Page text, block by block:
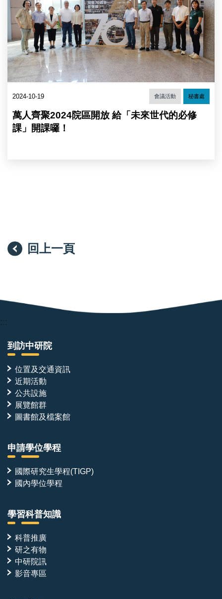
像
展」
開
幕
儀
式
與
會
者
影。
圖
／
中
2024-10-19 會議活動 秘書處
萬人齊聚2024院區開放 給「未來世代的必修
課」開課囉！
回上一頁
:::
到訪中研院
位置及交通資訊
近期活動
公共設施
展覽館群
圖書館及檔案館
申請學位學程
國際研究生學程(TIGP)
國內學位學程
學習科普知識
科普推廣
研之有物
中研院訊
影音專區